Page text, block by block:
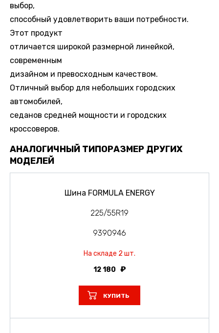
выбор,
способный удовлетворить ваши потребности.
Этот продукт
отличается широкой размерной линейкой,
современным
дизайном и превосходным качеством.
Отличный выбор для небольших городских
автомобилей,
седанов средней мощности и городских
кроссоверов.
АНАЛОГИЧНЫЙ ТИПОРАЗМЕР ДРУГИХ
МОДЕЛЕЙ
Шина FORMULA ENERGY
225/55R19
9390946
На складе 2 шт.
12 180
КУПИТЬ